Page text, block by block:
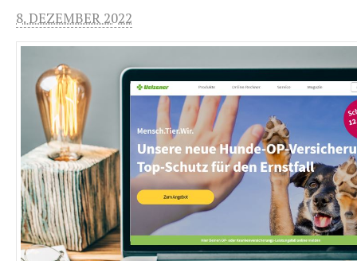
8. DEZEMBER 2022